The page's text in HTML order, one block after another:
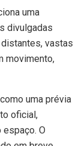
uma
divulgadas
vastas
movimento,
uma prévia
oficial,
O